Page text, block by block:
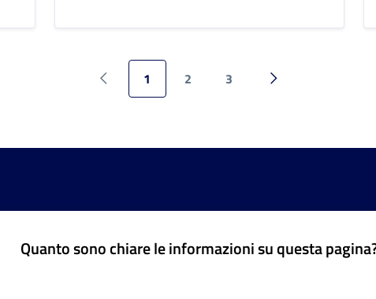
Pagina precedente
1 2 3
Pagina successiva
Quanto sono chiare le informazioni su questa